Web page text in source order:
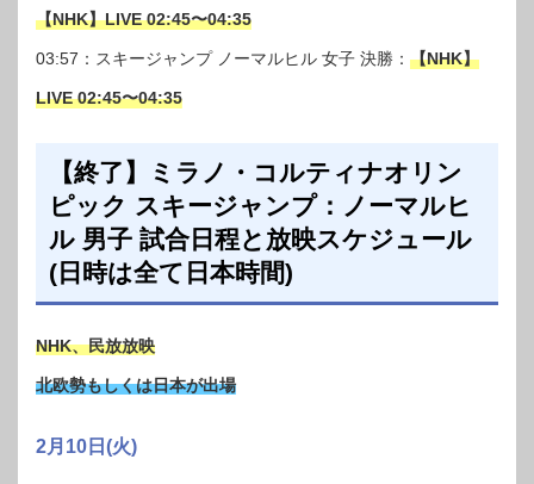
【NHK】LIVE 02:45〜04:35
03:57：スキージャンプ ノーマルヒル 女子 決勝： 【NHK】
LIVE 02:45〜04:35
【終了】ミラノ・コルティナオリン
ピック スキージャンプ：ノーマルヒ
ル 男子 試合日程と放映スケジュール
(日時は全て日本時間)
NHK、民放放映
北欧勢もしくは日本が出場
2月10日(火)